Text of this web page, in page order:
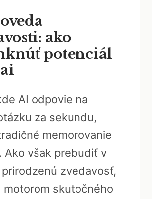
ako
potenciál
AI odpovie na
za sekundu,
memorovanie
Ako však prebudiť v
zvedavosť,
motorom skutočného